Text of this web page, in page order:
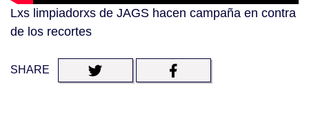
Lxs limpiadorxs de JAGS hacen campaña en contra
de los recortes
SHARE